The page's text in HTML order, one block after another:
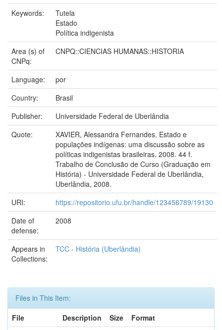
Keywords:
Tutela
Estado
Política indigenista
Area (s) of
CNPq:
CNPQ::CIENCIAS HUMANAS::HISTORIA
Language:
por
Country:
Brasil
Publisher:
Universidade Federal de Uberlândia
Quote:
XAVIER, Alessandra Fernandes. Estado e
populações indígenas: uma discussão sobre as
políticas indigenistas brasileiras. 2008. 44 f.
Trabalho de Conclusão de Curso (Graduação em
História) - Universidade Federal de Uberlândia,
Uberlândia, 2008.
URI:
https://repositorio.ufu.br/handle/123456789/19130
Date of
defense:
2008
Appears in
Collections:
TCC - História (Uberlândia)
Files in This Item:
File
Description Size
Format